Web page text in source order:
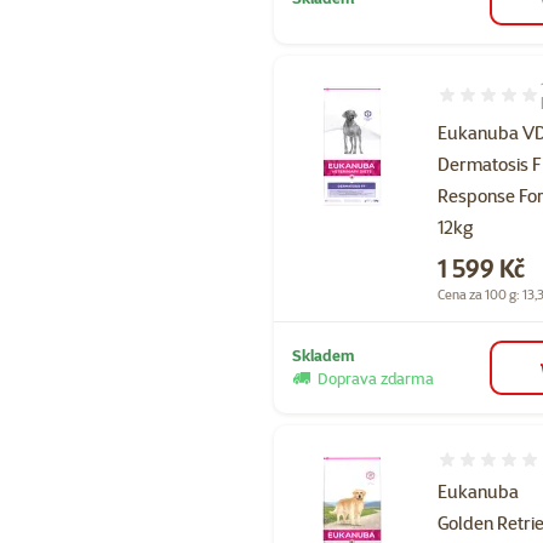
Eukanuba
Dermatosis
Response
12kg
Hodnocení
Cena
1 599 Kč
Cena za 100 g:
Skladem
Doprava zdarma
Eukanuba
Golden